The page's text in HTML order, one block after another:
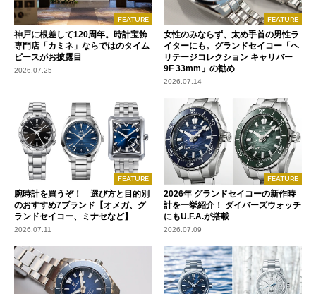
FEATURE
神戸に根差して120周年。時計宝飾
専門店「カミネ」ならではのタイム
ピースがお披露目
2026.07.25
FEATURE
女性のみならず、太め手首の男性ラ
イターにも。グランドセイコー「ヘ
リテージコレクション キャリバー
9F 33mm」の勧め
2026.07.14
FEATURE
腕時計を買うぞ！ 選び方と目的別
のおすすめ7ブランド【オメガ、グ
ランドセイコー、ミナセなど】
2026.07.11
FEATURE
2026年 グランドセイコーの新作時
計を一挙紹介！ ダイバーズウォッチ
にもU.F.A.が搭載
2026.07.09